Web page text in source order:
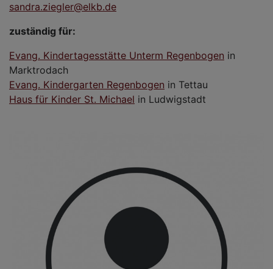
sandra.ziegler@elkb.de
zuständig für:
Evang. Kindertagesstätte Unterm Regenbogen in
Marktrodach
Evang. Kindergarten Regenbogen in Tettau
Haus für Kinder St. Michael in Ludwigstadt